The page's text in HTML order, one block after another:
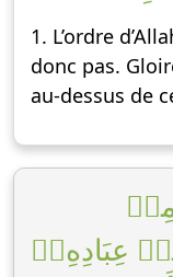
1. L’ordre
donc pas.
au-dessus de
مِنۡ
عِبَادِهِۦٓ